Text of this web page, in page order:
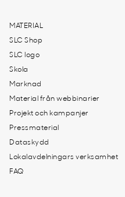
MATERIAL
SLC Shop
SLC logo
Skola
Marknad
Material från webbinarier
Projekt och kampanjer
Pressmaterial
Dataskydd
Lokalavdelningars verksamhet
FAQ